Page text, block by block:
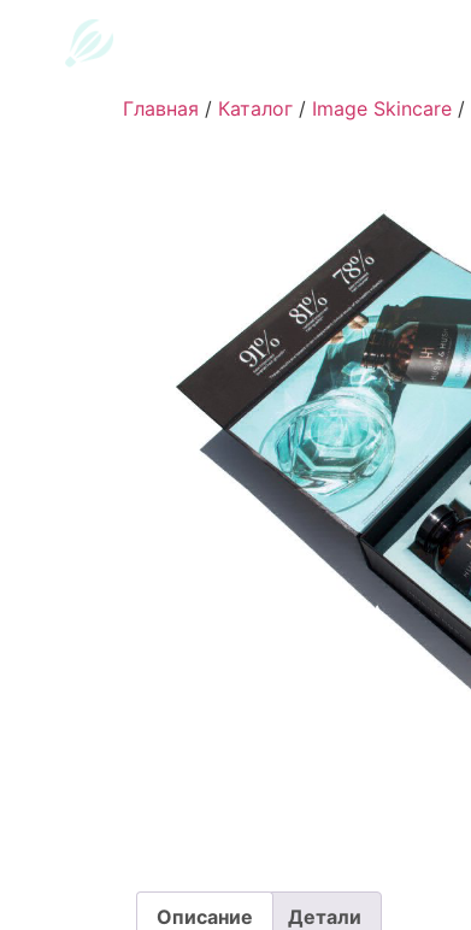
Главная / Каталог / Image Skincare /
Описание Детали